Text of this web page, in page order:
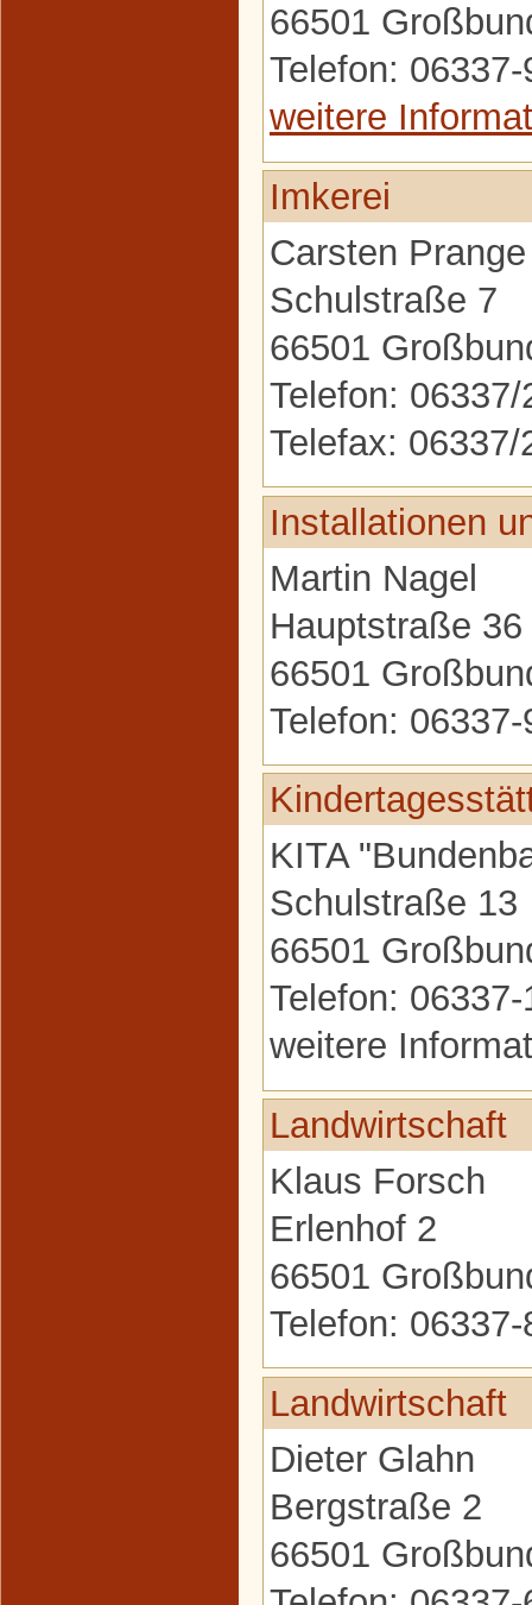
66501
Telefon:
weitere
Imkerei
Carsten Prange
Schulstraße 7
66501
Telefon: 06337/
Telefax: 06337/
Installationen
Martin Nagel
Hauptstraße 36
66501
Telefon:
KITA
Schulstraße 13
66501
Telefon: 06337-
weitere
Landwirtschaft
Klaus Forsch
Erlenhof 2
66501
Telefon: 06337-
Landwirtschaft
Dieter Glahn
Bergstraße 2
66501